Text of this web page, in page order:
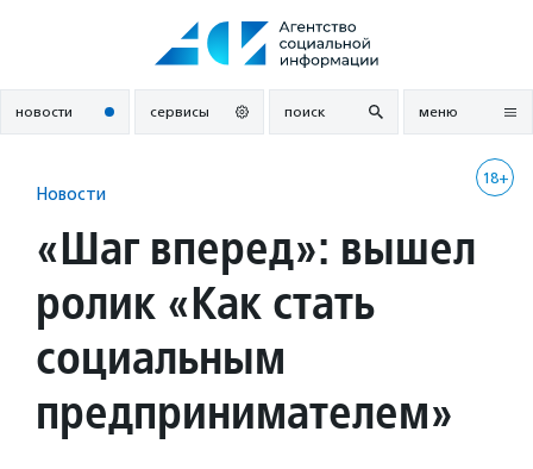
новости сервисы поиск меню
18+
Новости
«Шаг вперед»: вышел
ролик «Как стать
социальным
предпринимателем»